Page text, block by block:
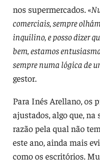
nos supermercados. «
comerciais, sempre
inquilino, e posso dizer
bem, estamos
sempre numa lógica de
gestor.
Para Inés Arellano, os
ajustados, algo que,
razão pela qual não
este ano, ainda mais
como os escritórios.